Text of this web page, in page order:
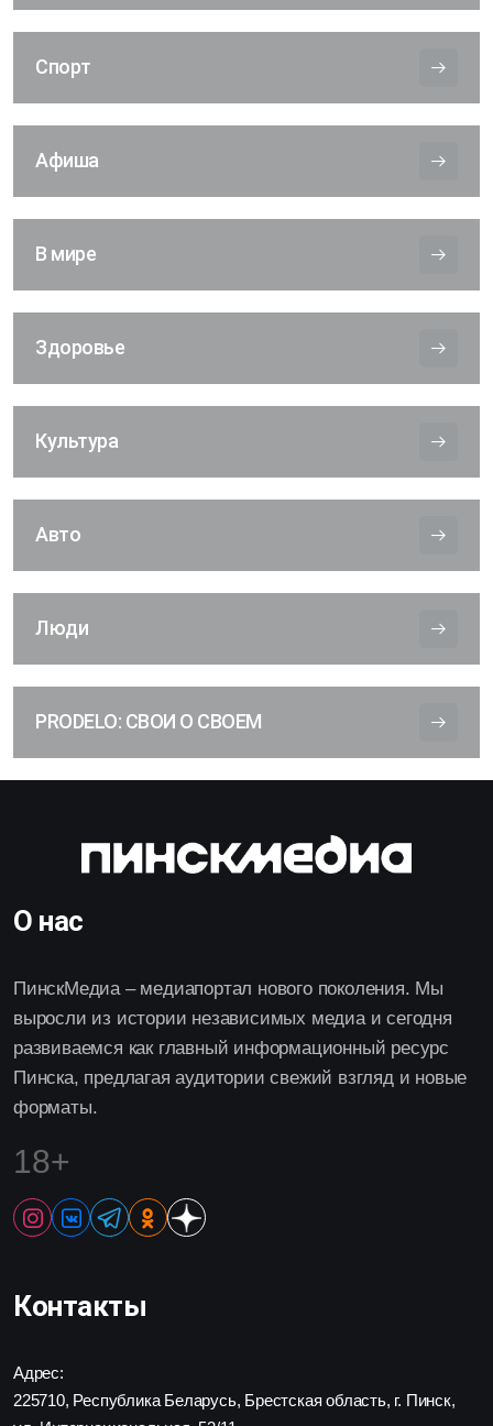
Спорт
Афиша
В мире
Здоровье
Культура
Авто
Люди
PRODELO: СВОИ О СВОЕМ
О нас
ПинскМедиа – медиапортал нового поколения. Мы
выросли из истории независимых медиа и сегодня
развиваемся как главный информационный ресурс
Пинска, предлагая аудитории свежий взгляд и новые
форматы.
18+
Контакты
Адрес:
225710, Республика Беларусь, Брестская область, г. Пинск,